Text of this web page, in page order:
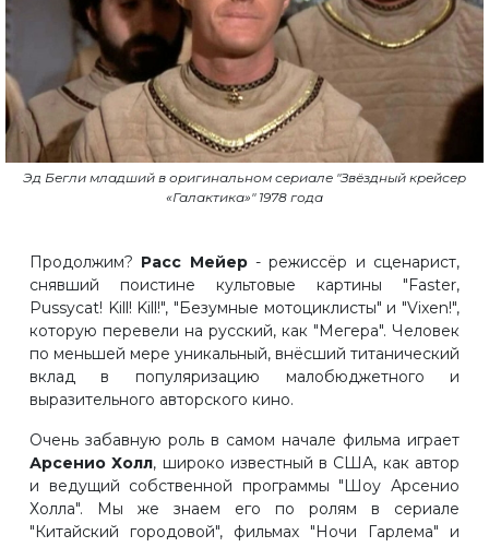
Эд Бегли младший в оригинальном сериале "Звёздный крейсер
«Галактика»" 1978 года
Продолжим? Расс Мейер- режиссёр и сценарист,
снявший поистине культовые картины "Faster,
Pussycat! Kill! Kill!", "Безумные мотоциклисты" и "Vixen!",
которую перевели на русский, как "Мегера". Человек
по меньшей мере уникальный, внёсший титанический
вклад в популяризацию малобюджетного и
выразительного авторского кино.
Очень забавную роль в самом начале фильма играет
Арсенио Холл, широко известный в США, как автор
и ведущий собственной программы "Шоу Арсенио
Холла". Мы же знаем его по ролям в сериале
"Китайский городовой", фильмах "Ночи Гарлема" и